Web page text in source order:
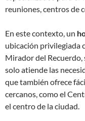
reuniones, centros de
En este contexto, un
ubicación privilegiada
Mirador del
solo atiende las
que también ofrece
cercanos, como el
el centro de la ciudad.